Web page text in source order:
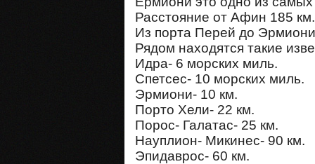
Расстояние от Афин 185 км.
Из порта Перей до
Рядом находятся такие
Идра- 6 морских миль.
Спетсес- 10 морских миль.
Эрмиони- 10 км.
Πорто Хели- 22 км.
Порос- Галатас- 25 км.
Науплион- Микинес- 90 км.
Эпидаврос- 60 км.